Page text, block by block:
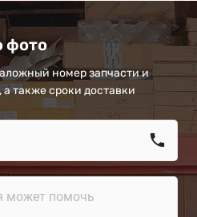
фото
номер запчасти и
также сроки доставки
call